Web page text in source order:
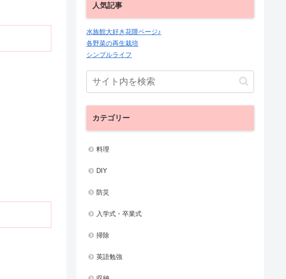
人気記事
水族館大好き花隈ページ♪
各野菜の再生栽培
シンプルライフ
カテゴリー
料理
DIY
防災
入学式・卒業式
掃除
英語勉強